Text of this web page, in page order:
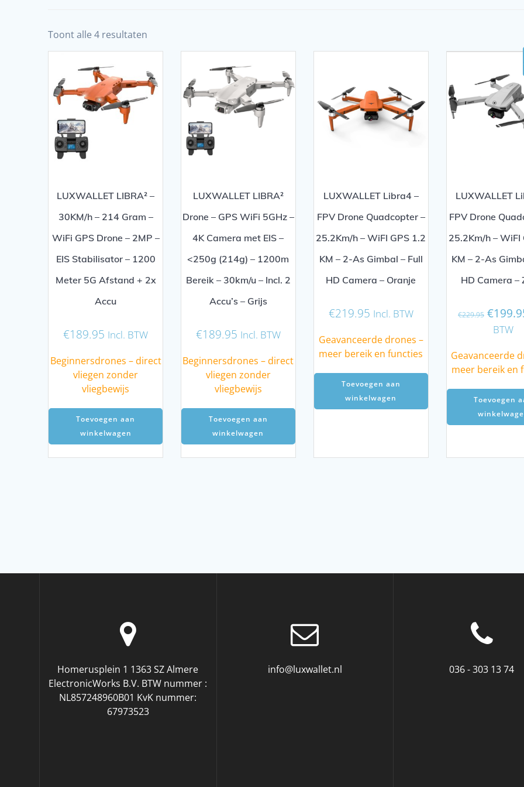
Toont alle 4 resultaten
LUXWALLET LIBRA² –
30KM/h – 214 Gram –
WiFi GPS Drone – 2MP –
EIS Stabilisator – 1200
Meter 5G Afstand + 2x
Accu
€189.95 Incl. BTW
Beginnersdrones – direct
vliegen zonder
vliegbewijs
Toevoegen aan
winkelwagen
LUXWALLET LIBRA²
Drone – GPS WiFi 5GHz –
4K Camera met EIS –
<250g (214g) – 1200m
Bereik – 30km/u – Incl. 2
Accu’s – Grijs
€189.95 Incl. BTW
Beginnersdrones – direct
vliegen zonder
vliegbewijs
Toevoegen aan
winkelwagen
LUXWALLET Libra4 –
FPV Drone Quadcopter –
25.2Km/h – WiFI GPS 1.2
KM – 2-As Gimbal – Full
HD Camera – Oranje
€219.95 Incl. BTW
Geavanceerde drones –
meer bereik en functies
Toevoegen aan
winkelwagen
LUXWALLET
FPV Drone
25.2Km/h – WiFI
KM – 2-As
HD Camera –
€229.95
prijs
€
BTW
Geavanceerde
meer bereik en
Toevoegen
Homerusplein 1 1363 SZ Almere
ElectronicWorks B.V. BTW nummer :
NL857248960B01 KvK nummer:
67973523
info@luxwallet.nl 036 - 303 13 74